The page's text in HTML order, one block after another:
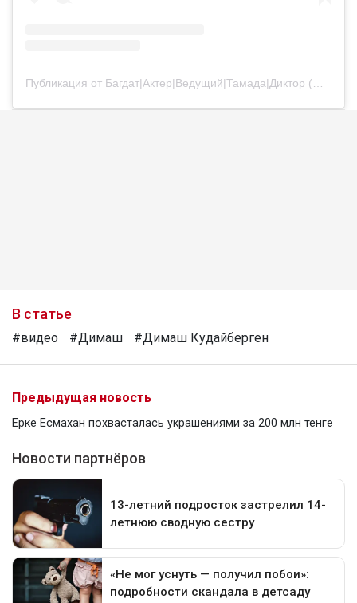
В статье
#видео #Димаш #Димаш Кудайберген
Предыдущая новость
Ерке Есмахан похвасталась украшениями за 200 млн тенге